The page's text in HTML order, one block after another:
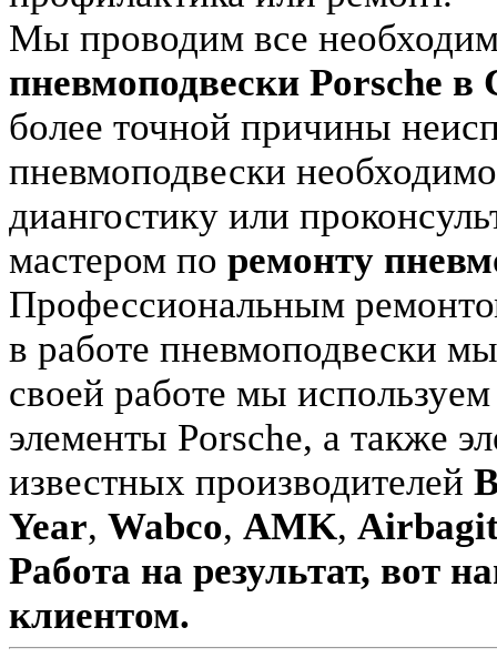
Мы проводим все
пневмоподвески Porsche в
более точной причины
пневмоподвески
диангостику или
мастером по ремонту
Профессиональным
в работе пневмоподвески
своей работе мы
элементы Porsche, а также
известных производителей
Year, Wabco, AMK,
Работа на результат, вот
клиентом.